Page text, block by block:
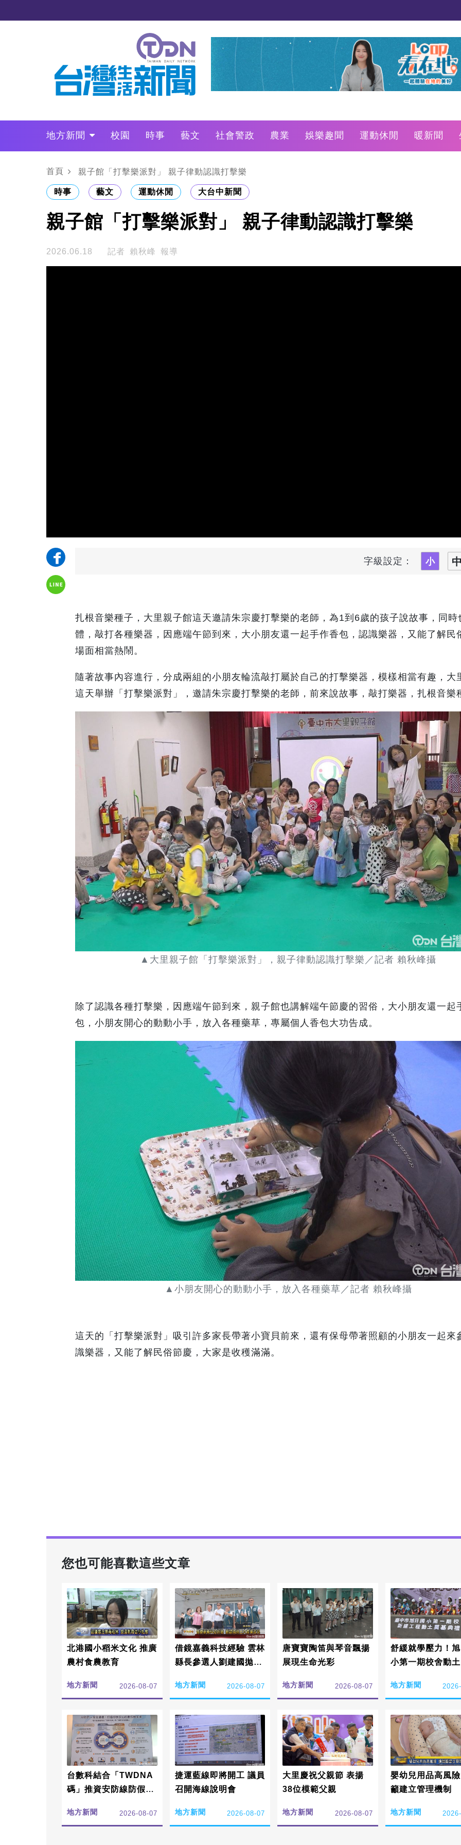
地方新聞 校園 時事 藝文 社會警政 農業 娛樂趣聞 運動休閒 暖新聞
政治
財經 LO叩敲敲門
首頁 親子館「打擊樂派對」 親子律動認識打擊樂
時事 藝文 運動休閒 大台中新聞
親子館「打擊樂派對」 親子律動認識打擊樂
2026.06.18 記者 賴秋峰 報導
字級設定：
扎根音樂種子，大里親子館這天邀請朱宗慶打擊樂的老師，為1到6歲的孩子說故事，同時
體，敲打各種樂器，因應端午節到來，大小朋友還一起手作香包，認識樂器，又能了解民
場面相當熱鬧。
隨著故事內容進行，分成兩組的小朋友輪流敲打屬於自己的打擊樂器，模樣相當有趣，大
這天舉辦「打擊樂派對」，邀請朱宗慶打擊樂的老師，前來說故事，敲打樂器，扎根音樂
▲大里親子館「打擊樂派對」，親子律動認識打擊樂／記者 賴秋峰攝
除了認識各種打擊樂，因應端午節到來，親子館也講解端午節慶的習俗，大小朋友還一起
包，小朋友開心的動動小手，放入各種藥草，專屬個人香包大功告成。
▲小朋友開心的動動小手，放入各種藥草／記者 賴秋峰攝
這天的「打擊樂派對」吸引許多家長帶著小寶貝前來，還有保母帶著照顧的小朋友一起來
識樂器，又能了解民俗節慶，大家是收穫滿滿。
您也可能喜歡這些文章
北港國小稻米文化 推廣
農村食農教育
地方新聞 2026-08-07
借鏡嘉義科技經驗 雲林
縣長參選人劉建國拋3
地方新聞 2026-08-07
唐寶寶陶笛與琴音飄揚
展現生命光彩
地方新聞 2026-08-07
舒緩就學壓力！
小第一期校舍動土
地方新聞
台數科結合「TWDNA
碼」推資安防線防假簡
地方新聞 2026-08-07
捷運藍線即將開工 議員
召開海線說明會
地方新聞 2026-08-07
大里慶祝父親節 表揚
38位模範父親
地方新聞 2026-08-07
嬰幼兒用品高風
籲建立管理機制
地方新聞